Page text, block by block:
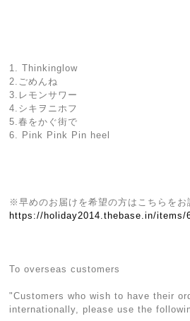
1. Thinkinglow
2.ごめんね
3.レモンサワー
4.シキヲニホフ
5.春をかぐ街で
6. Pink Pink Pin heel
※早めのお届けを希望の方はこちらをお
https://holiday2014.thebase.in/items/
To overseas customers
"Customers who wish to have their
internationally, please use the